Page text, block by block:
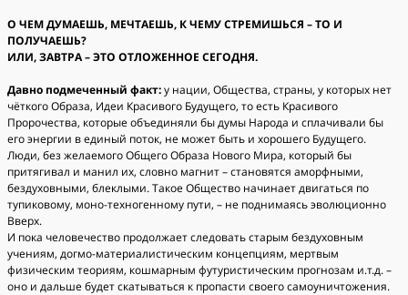
О ЧЕМ ДУМАЕШЬ, МЕЧТАЕШЬ, К ЧЕМУ СТРЕМИШЬСЯ – ТО И
ПОЛУЧАЕШЬ?
ИЛИ, ЗАВТРА – ЭТО ОТЛОЖЕННОЕ СЕГОДНЯ.
Давно подмеченный факт:у нации, Общества, страны, у которых нет
чёткого Образа, Идеи Красивого Будущего, то есть Красивого
Пророчества, которые объединяли бы думы Народа и сплачивали бы
его энергии в единый поток, не может быть и хорошего Будущего.
Люди, без желаемого Общего Образа Нового Мира, который бы
притягивал и манил их, словно магнит – становятся аморфными,
бездуховными, блеклыми. Такое Общество начинает двигаться по
тупиковому, моно-техногенному пути, – не поднимаясь эволюционно
Вверх.
И пока человечество продолжает следовать старым бездуховным
учениям, догмо-материалистическим концепциям, мертвым
физическим теориям, кошмарным футуристическим прогнозам и.т.д. –
оно и дальше будет скатываться к пропасти своего самоуничтожения.